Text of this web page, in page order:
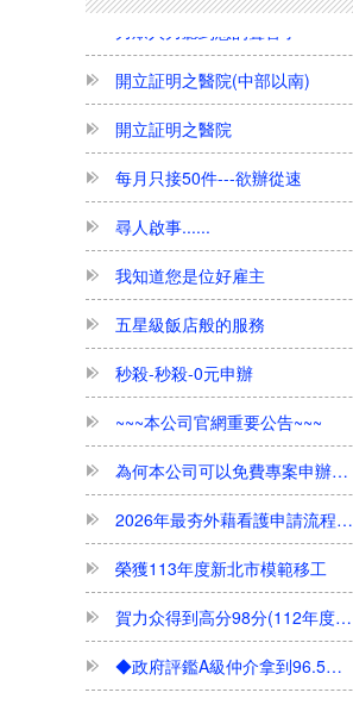
開立証明之醫院(中部以南)
開立証明之醫院
每月只接50件---欲辦從速
尋人啟事......
我知道您是位好雇主
五星級飯店般的服務
秒殺-秒殺-0元申辦
~~~本公司官網重要公告~~~
為何本公司可以免費專案申辦外勞看護?
2026年最夯外藉看護申請流程、合法聘僱條件與巴氏量表評估完整解析
榮獲113年度新北市模範移工
賀力众得到高分98分(112年度政府評鑑服務品質成績高達98分/A級)
◆政府評鑑A級仲介拿到96.5高分◆ 賀本集團另一公司 力眾國際事業有限公司
勿用臨時(逃跑)外勞 政府重罰75萬